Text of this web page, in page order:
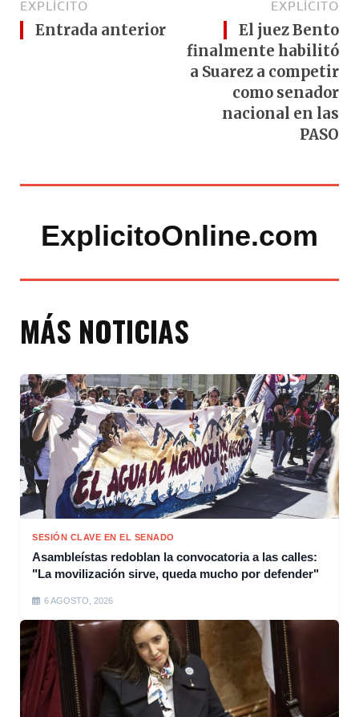
EXPLÍCITO
Entrada anterior
EXPLÍCITO
El juez Bento
finalmente habilitó
a Suarez a competir
como senador
nacional en las
PASO
ExplicitoOnline.com
MÁS NOTICIAS
SESIÓN CLAVE EN EL SENADO
Asambleístas redoblan la convocatoria a las calles:
"La movilización sirve, queda mucho por defender"
6 AGOSTO, 2026